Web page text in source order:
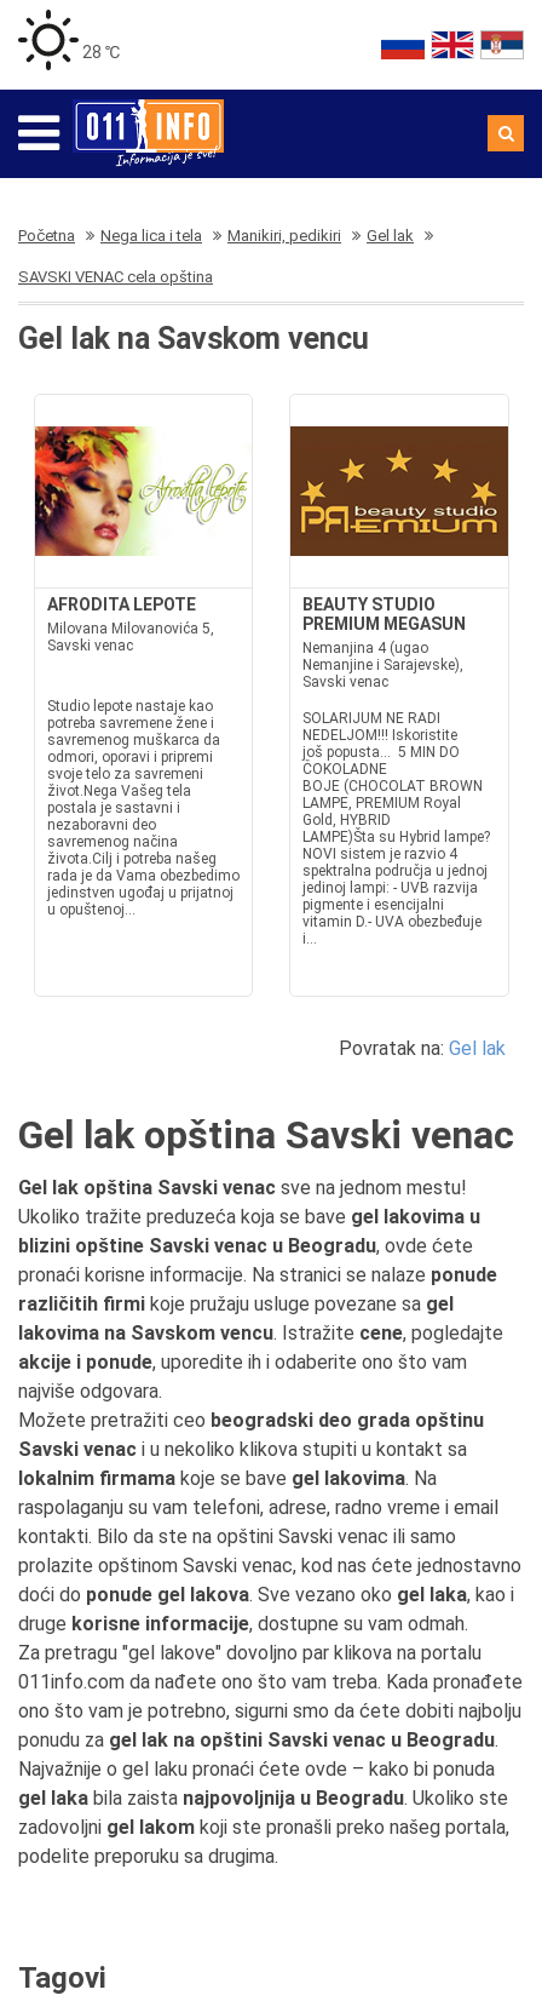
28 ℃
Početna Nega lica i tela Manikiri, pedikiri Gel lak
SAVSKI VENAC cela opština
Gel lak na Savskom vencu
AFRODITA LEPOTE
Milovana Milovanovića 5,
Savski venac
Studio lepote nastaje kao
potreba savremene žene i
savremenog muškarca da
odmori, oporavi i pripremi
svoje telo za savremeni
život.Nega Vašeg tela
postala je sastavni i
nezaboravni deo
savremenog načina
života.Cilj i potreba našeg
rada je da Vama obezbedimo
jedinstven ugođaj u prijatnoj
u opuštenoj...
BEAUTY STUDIO
PREMIUM MEGASUN
Nemanjina 4 (ugao
Nemanjine i Sarajevske),
Savski venac
SOLARIJUM NE RADI
NEDELJOM!!! Iskoristite
još popusta... 5 MIN DO
ČOKOLADNE
BOJE (CHOCOLAT BROWN
LAMPE, PREMIUM Royal
Gold, HYBRID
LAMPE)Šta su Hybrid lampe?
NOVI sistem je razvio 4
spektralna područja u jednoj
jedinoj lampi: - UVB razvija
pigmente i esencijalni
vitamin D.- UVA obezbeđuje
i...
Povratak na: Gel lak
Gel lak opština Savski venac
Gel lak opština Savski venac sve na jednom mestu!
Ukoliko tražite preduzeća koja se bave gel lakovima u
blizini opštine Savski venac u Beogradu, ovde ćete
pronaći korisne informacije. Na stranici se nalaze ponude
različitih firmi koje pružaju usluge povezane sa gel
lakovima na Savskom vencu. Istražite cene, pogledajte
akcije i ponude, uporedite ih i odaberite ono što vam
najviše odgovara.
Možete pretražiti ceo beogradski deo grada opštinu
Savski venac i u nekoliko klikova stupiti u kontakt sa
lokalnim firmama koje se bave gel lakovima. Na
raspolaganju su vam telefoni, adrese, radno vreme i email
kontakti. Bilo da ste na opštini Savski venac ili samo
prolazite opštinom Savski venac, kod nas ćete jednostavno
doći do ponude gel lakova. Sve vezano oko gel laka, kao i
druge korisne informacije, dostupne su vam odmah.
Za pretragu "gel lakove" dovoljno par klikova na portalu
011info.com da nađete ono što vam treba. Kada pronađete
ono što vam je potrebno, sigurni smo da ćete dobiti najbolju
ponudu za gel lak na opštini Savski venac u Beogradu.
Najvažnije o gel laku pronaći ćete ovde – kako bi ponuda
gel laka bila zaista najpovoljnija u Beogradu. Ukoliko ste
zadovoljni gel lakom koji ste pronašli preko našeg portala,
podelite preporuku sa drugima.
Tagovi